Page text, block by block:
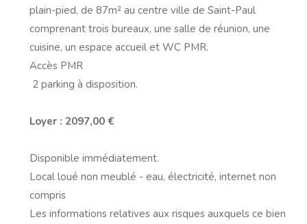
plain-pied, de 87m² au centre ville de Saint-Paul
comprenant trois bureaux, une salle de réunion, une
cuisine, un espace accueil et WC PMR.
Accès PMR
2 parking à disposition.
Loyer : 2097,00 €
Disponible immédiatement.
Local loué non meublé - eau, électricité, internet non
compris
Les informations relatives aux risques auxquels ce bien